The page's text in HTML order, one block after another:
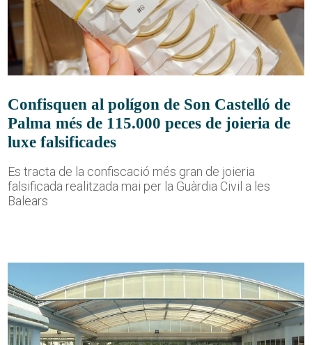
Confisquen al polígon de Son Castelló de
Palma més de 115.000 peces de joieria de
luxe falsificades
Es tracta de la confiscació més gran de joieria
falsificada realitzada mai per la Guàrdia Civil a les
Balears